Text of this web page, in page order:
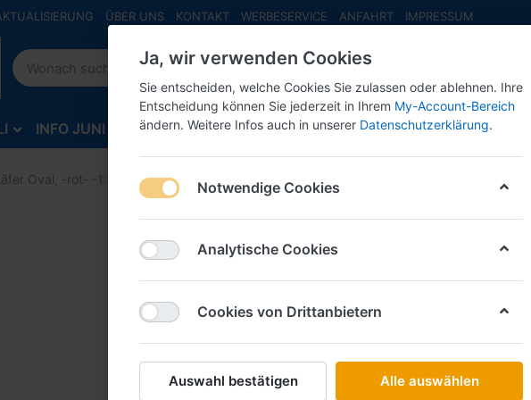
ÜBER UNS KONTAKT WERBESERVICE ANFAHRT IMPRESSUM
INFO JUNI INFO MAI NEU EINGETROFFEN NEUHEITEN
Oval, -rot- -1:87-
Busch
VW
Art.-Nr.
22,50
Ja, wir verwenden Cookies
Sie entscheiden, welche Cookies Sie zulassen oder ablehnen. Ihre
Entscheidung können Sie jederzeit in Ihrem My-Account-Bereich
ändern. Weitere Infos auch in unserer Datenschutzerklärung.
Notwendige Cookies
Analytische Cookies
Cookies von Drittanbietern
Auswahl bestätigen Alle auswählen